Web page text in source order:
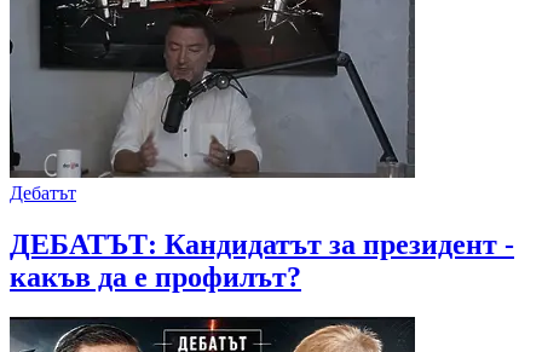
Дебатът
ДЕБАТЪТ: Кандидатът за президент -
какъв да е профилът?